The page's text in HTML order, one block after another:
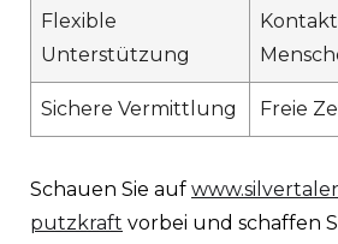
Flexible
Unterstützung
Sichere Vermittlung Freie
Schauen Sie auf
putzkraft vorbei und schaffen